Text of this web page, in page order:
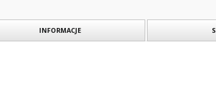
INFORMACJE